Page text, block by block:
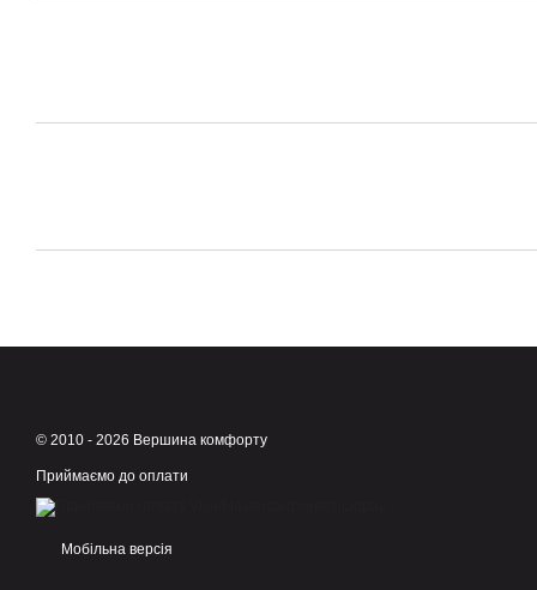
© 2010 - 2026 Вершина комфорту
Приймаємо до оплати
Мобільна версія